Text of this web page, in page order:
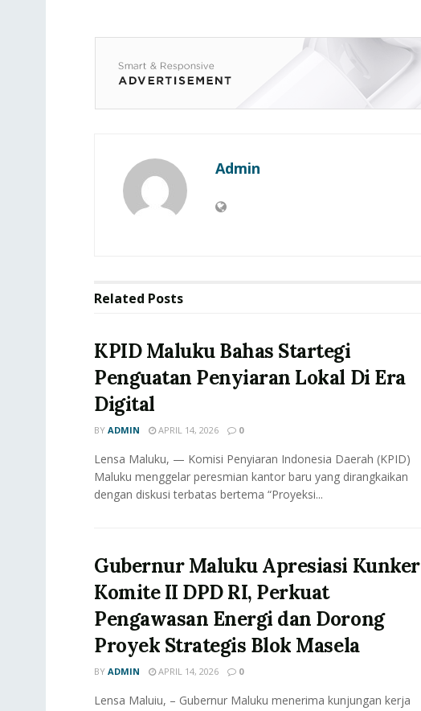
Admin
Related Posts
KPID Maluku Bahas Startegi
Penguatan Penyiaran Lokal Di Era
Digital
BY ADMIN APRIL 14, 2026 0
Lensa Maluku, — Komisi Penyiaran Indonesia Daerah (KPID)
Maluku menggelar peresmian kantor baru yang dirangkaikan
dengan diskusi terbatas bertema “Proyeksi...
Gubernur Maluku Apresiasi Kunker
Komite II DPD RI, Perkuat
Pengawasan Energi dan Dorong
Proyek Strategis Blok Masela
BY ADMIN APRIL 14, 2026 0
Lensa Maluiu, – Gubernur Maluku menerima kunjungan kerja